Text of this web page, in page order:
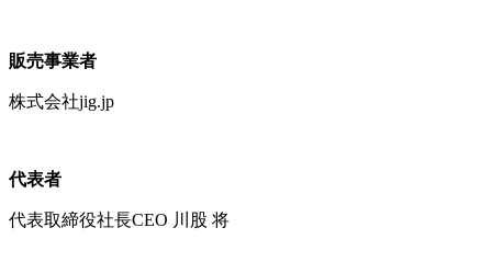
販売事業者
株式会社jig.jp
代表者
代表取締役社長CEO 川股 将